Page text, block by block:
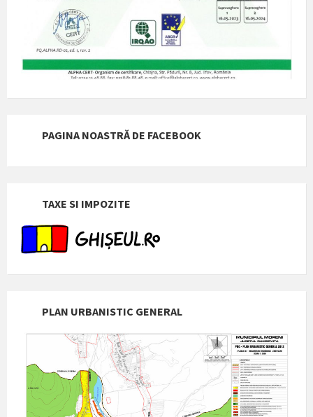
PAGINA NOASTRĂ DE FACEBOOK
TAXE SI IMPOZITE
PLAN URBANISTIC GENERAL